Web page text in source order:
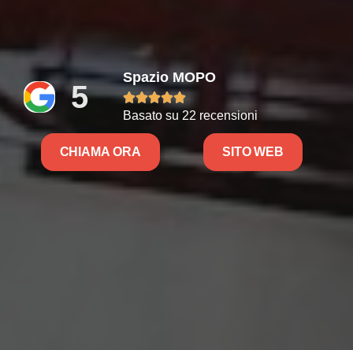
5
Spazio MOPO

Basato su 22 recensioni
CHIAMA ORA SITO WEB